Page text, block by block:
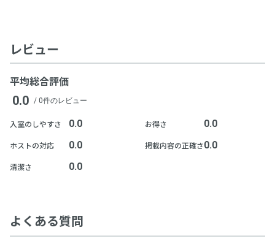
レビュー
平均総合評価
0.0 / 0件のレビュー
入室のしやすさ 0.0
ホストの対応 0.0
清潔さ 0.0
お得さ 0.0
掲載内容の正確さ 0.0
よくある質問